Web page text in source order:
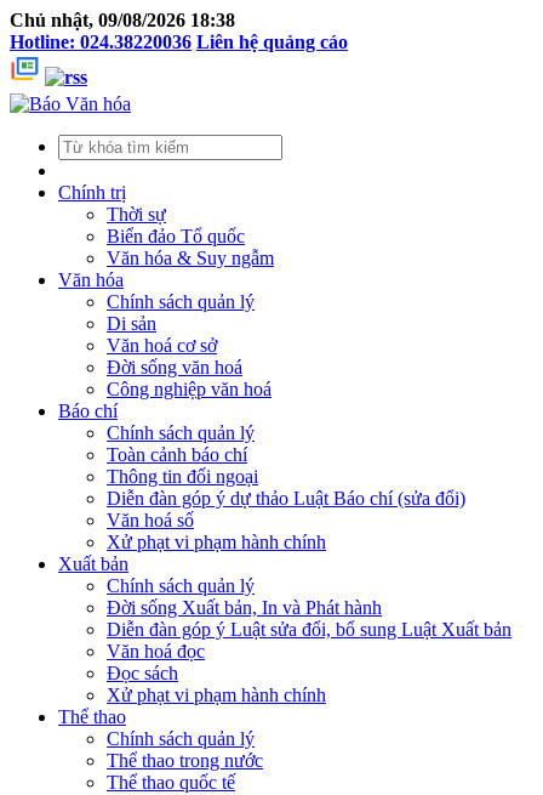
Chủ nhật, 09/08/2026 18:38
Hotline: 024.38220036 Liên hệ quảng cáo
Chính trị
Thời sự
Biển đảo Tổ quốc
Văn hóa & Suy ngẫm
Văn hóa
Chính sách quản lý
Di sản
Văn hoá cơ sở
Đời sống văn hoá
Công nghiệp văn hoá
Báo chí
Chính sách quản lý
Toàn cảnh báo chí
Thông tin đối ngoại
Diễn đàn góp ý dự thảo Luật Báo chí (sửa đổi)
Văn hoá số
Xử phạt vi phạm hành chính
Xuất bản
Chính sách quản lý
Đời sống Xuất bản, In và Phát hành
Diễn đàn góp ý Luật sửa đổi, bổ sung Luật Xuất bản
Văn hoá đọc
Đọc sách
Xử phạt vi phạm hành chính
Thể thao
Chính sách quản lý
Thể thao trong nước
Thể thao quốc tế